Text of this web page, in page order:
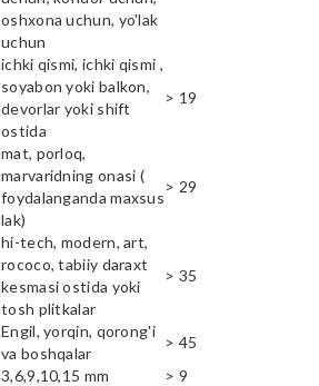
oshxona uchun, yo'lak
uchun
ichki qismi, ichki qismi ,
soyabon yoki balkon,
devorlar yoki shift
ostida
> 19
mat, porloq,
marvaridning onasi (
foydalanganda maxsus
lak)
> 29
hi-tech, modern, art,
rococo, tabiiy daraxt
kesmasi ostida yoki
tosh plitkalar
> 35
Engil, yorqin, qorong'i
va boshqalar
> 45
3,6,9,10,15 mm > 9